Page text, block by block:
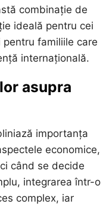
combinație de
ideală pentru cei
familiile care
internațională.
asupra
importanța
economice,
când se decide
integrarea într-o
complex, iar